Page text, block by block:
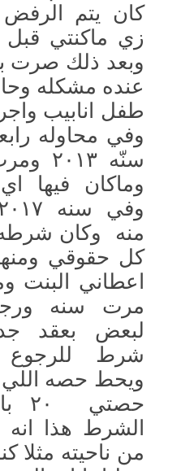
كان يتم
زي ماكنتي
وبعد ذلك صرت
عنده مشكله
وفي محاوله
سنّه
وماكان فيها
منه وكان شرطه
كل حقوقي
اعطاني البنت
مرت سنه
لبعض بعقد
شرط
ويحط حصه
الشرط هذا انه
من ناحيته مثلا